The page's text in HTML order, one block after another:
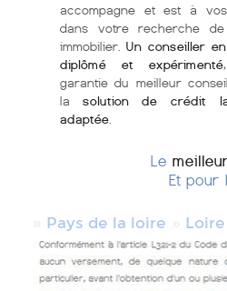
accompagne et est à
dans votre recherche
immobilier. Un conseiller
diplômé et expérimenté
garantie du meilleur
la solution de crédit
adaptée
Le
Et pour
Pays de la loire